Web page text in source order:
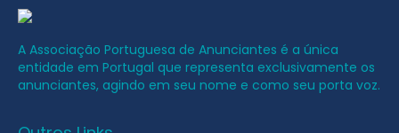
A Associação Portuguesa de Anunciantes é a única
entidade em Portugal que representa exclusivamente os
anunciantes, agindo em seu nome e como seu porta voz.